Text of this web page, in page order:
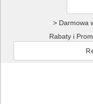
> Darmowa
Rabaty i